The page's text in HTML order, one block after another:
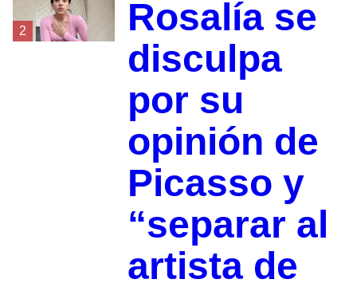
2
Rosalía se
disculpa
por su
opinión de
Picasso y
“separar al
artista de